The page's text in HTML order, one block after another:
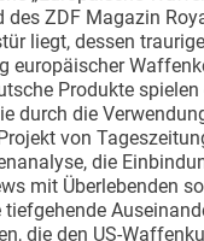
ZDF Magazin
liegt, dessen
Produkte
durch die
von
die
mit Überlebenden
die den US-